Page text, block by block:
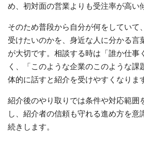
め、初対面の営業よりも受注率が高い
そのため普段から自分が何をしていて
受けたいのかを、身近な人に分かる言
が大切です。相談する時は「誰か仕事
く、「このような企業のこのような課
体的に話すと紹介を受けやすくなりま
紹介後のやり取りでは条件や対応範囲
し、紹介者の信頼も守れる進め方を意
続きします。